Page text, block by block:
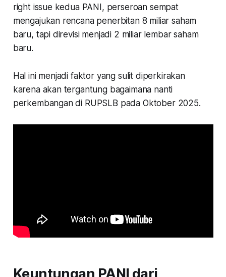
right issue kedua PANI, perseroan sempat
mengajukan rencana penerbitan 8 miliar saham
baru, tapi direvisi menjadi 2 miliar lembar saham
baru.
Hal ini menjadi faktor yang sulit diperkirakan
karena akan tergantung bagaimana nanti
perkembangan di RUPSLB pada Oktober 2025.
Keuntungan PANI dari